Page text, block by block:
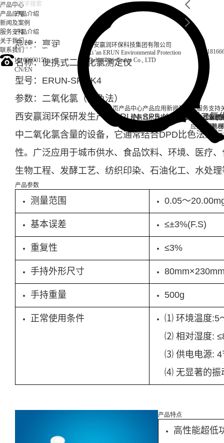
西安赢润环保科技集团有限公司
Xi 'an ERUN Environmental Protection
Technology Group Co., LTD
首页产品中心
便携式水质检测仪
实验室台式水质
试剂耗材
产品应用
循环冷却水饮
地
新闻及案例
企业资讯行业资
应用案例
服务支持
售后
产品中心
产品应用
新闻及案例
服务支持
关于我们
联系我们
18166600151
CN/EN
产品介绍
产品介绍
品牌：赢润
名称：便携式二氧化氯测定仪
型号：ERUN-SP5-K4
参数：二氧化氯（比色法）
西安赢润环保研发生产的ERUN-SP5-K4便携式二氧
中二氧化氯含量的设备，它通常结合DPD比色法进
性。广泛应用于城市供水、食品饮料、环境、医疗
生物工程、发酵工艺、纺织印染、石油化工、水处
产品参数
测量范围 0.05～
基本误差 ≤±3%(F.S)
重复性 ≤3%
手持外形尺寸
手持重量 500g
正常使用条件
⑴ 环境温度:5
⑵ 相对湿度:
⑶ 供电电源: 4
⑷ 无显著的振
产品特点
高性能超低